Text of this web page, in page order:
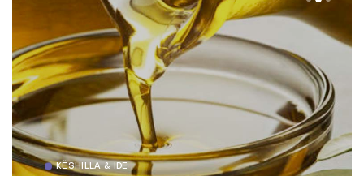
KËSHILLA & IDE